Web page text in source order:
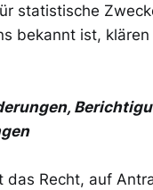
statistische
bekannt ist,
das Recht, auf